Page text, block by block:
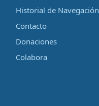
Historial de Navegación
Contacto
Donaciones
Colabora